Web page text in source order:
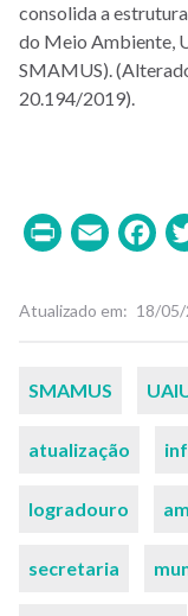
consolida a
do Meio Ambiente,
SMAMUS).
20.194/2019).
Print
Atualizado em 18/05/
Palavras-
SMAMUS
atualização
logradouro
secretaria